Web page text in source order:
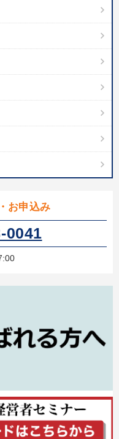
びたい
refresh 更新する
らお探しいただけます
ンチャー 未来先見
を磨く 伝統・文化
お申込み
0041